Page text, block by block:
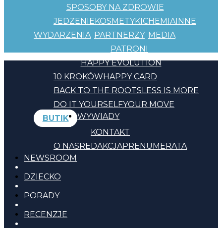
SPOSOBY NA ZDROWIE
JEDZENIEKOSMETYKICHEMIAINNE
WYDARZENIA PARTNERZY
PATRONI
MEDIA
HAPPY EVOLUTION
10 KROKÓWHAPPY CARD
BACK TO THE ROOTSLESS IS MORE
DO IT YOURSELFYOUR MOVE
BUTIK
KONTAKT
O NASREDAKCJAPRENUMERATA
WYWIADY
NEWSROOM
DZIECKO
PORADY
RECENZJE